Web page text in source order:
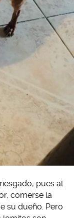
pues al
comerse la
su dueño. Pero